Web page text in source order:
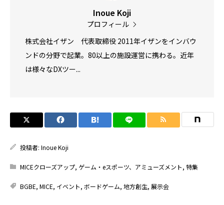
Inoue Koji
プロフィール
株式会社イザン 代表取締役 2011年イザンをインバウ
ンドの分野で起業。80以上の施設運営に携わる。近年
は様々なDXツー...
投稿者: Inoue Koji
MICEクローズアップ, ゲーム・eスポーツ、アミューズメント, 特集
BGBE, MICE, イベント, ボードゲーム, 地方創生, 展示会